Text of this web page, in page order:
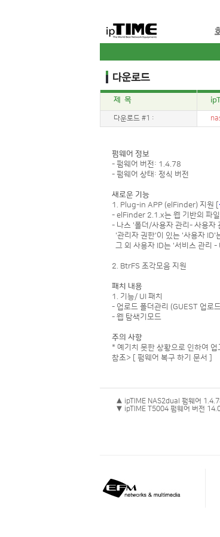
제 목
다운로드 #1 :
펌웨어 정보
- 펌웨어 버전: 1.4.78
- 펌웨어 상태: 정식 버전
새로운 기능
1. Plug-in APP (elFinder) 지원
- elFinder 2.1.x는 웹 기반의 파
- 나스 '폴더/사용자 관리- 사용자
'관리자 권한'이 있는 '사용자 ID'
그 외 사용자 ID는 '서비스 관리
2. BtrFS 조각모음 지원
패치 내용
1. 기능/ UI 패치
- 업로드 폴더관리 (GUEST 업로
- 웹 탐색기모드
주의 사항
* 예기치 못한 상황으로 인하여
참조>
[ 펌웨어 복구 하기 문서 ]
▲ ipTIME NAS2dual 펌웨어
▼ ipTIME T5004 펌웨어 버전